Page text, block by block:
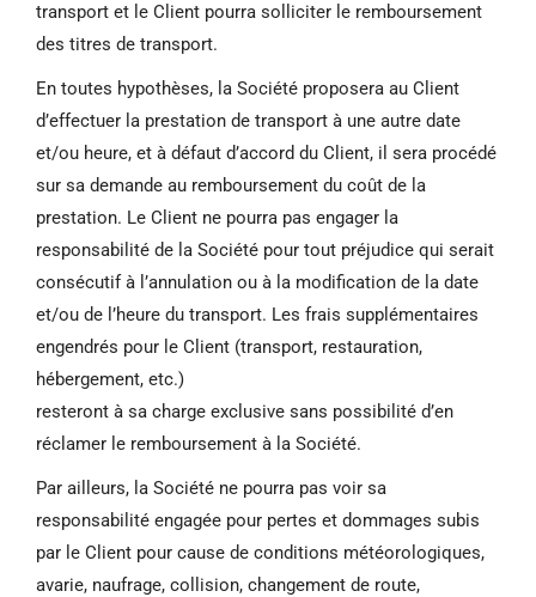
transport et le Client pourra solliciter le remboursement
des titres de transport.
En toutes hypothèses, la Société proposera au Client
d’effectuer la prestation de transport à une autre date
et/ou heure, et à défaut d’accord du Client, il sera procédé
sur sa demande au remboursement du coût de la
prestation. Le Client ne pourra pas engager la
responsabilité de la Société pour tout préjudice qui serait
consécutif à l’annulation ou à la modification de la date
et/ou de l’heure du transport. Les frais supplémentaires
engendrés pour le Client (transport, restauration,
hébergement, etc.)
resteront à sa charge exclusive sans possibilité d’en
réclamer le remboursement à la Société.
Par ailleurs, la Société ne pourra pas voir sa
responsabilité engagée pour pertes et dommages subis
par le Client pour cause de conditions météorologiques,
avarie, naufrage, collision, changement de route,